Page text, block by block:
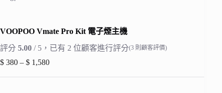
VOOPOO Vmate Pro Kit 電子煙主機
評分 5.00 / 5，已有 2 位顧客進行評分(3 則顧客評價)
$ 380 – $ 1,580價
格